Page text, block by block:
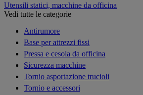
Utensili statici, macchine da officina
Vedi tutte le categorie
Antirumore
Base per attrezzi fissi
Pressa e cesoia da officina
Sicurezza macchine
Tornio asportazione trucioli
Tornio e accessori